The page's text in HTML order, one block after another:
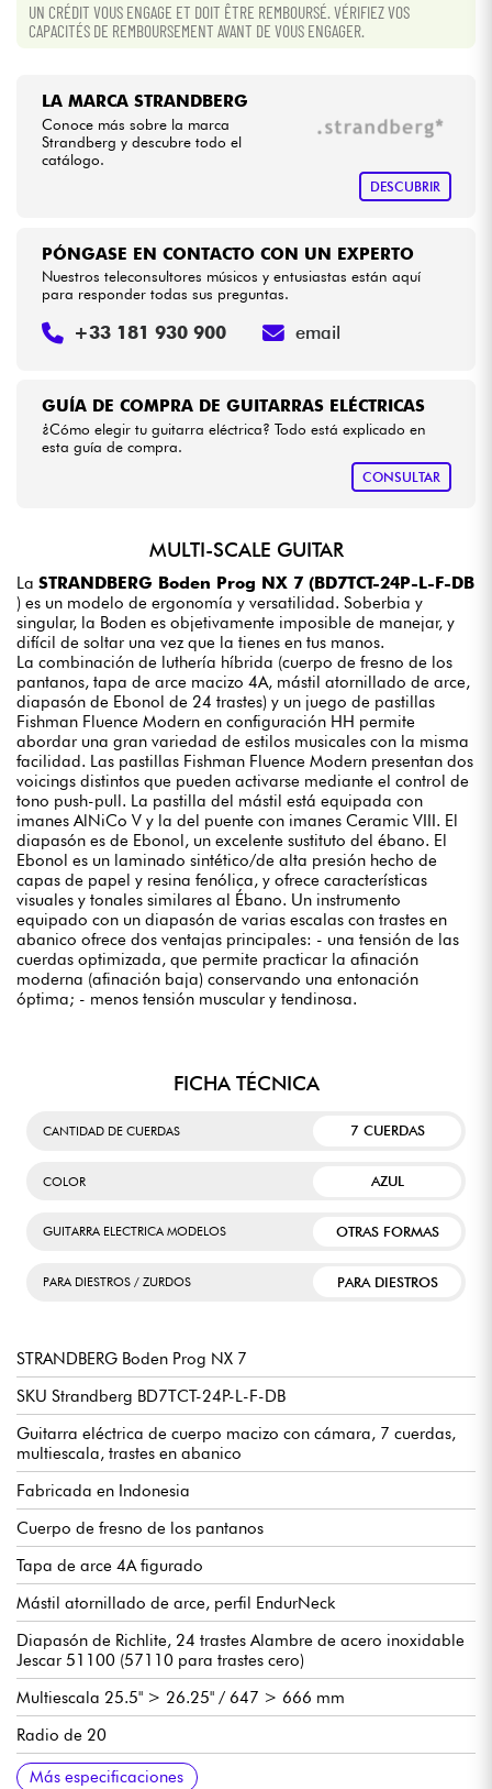
Ver nuestras marcas
UN CRÉDIT VOUS ENGAGE ET DOIT ÊTRE REMBOURSÉ. VÉRIFIEZ VOS
CAPACITÉS DE REMBOURSEMENT AVANT DE VOUS ENGAGER.
LA MARCA STRANDBERG
Conoce más sobre la marca
Strandberg y descubre todo el
catálogo.
DESCUBRIR
GUÍA DE COMPRA DE GUITARRAS ELÉCTRICAS
¿Cómo elegir tu guitarra eléctrica? Todo está explicado en
esta guía de compra.
CONSULTAR
PÓNGASE EN CONTACTO CON UN EXPERTO
Nuestros teleconsultores músicos y entusiastas están aquí
para responder todas sus preguntas.
+33 181 930 900 email
MULTI-SCALE GUITAR
La STRANDBERG Boden Prog NX 7 (BD7TCT-24P-L-F-DB
) es un modelo de ergonomía y versatilidad. Soberbia y
singular, la Boden es objetivamente imposible de manejar, y
difícil de soltar una vez que la tienes en tus manos.
La combinación de luthería híbrida (cuerpo de fresno de los
pantanos, tapa de arce macizo 4A, mástil atornillado de arce,
diapasón de Ebonol de 24 trastes) y un juego de pastillas
Fishman Fluence Modern en configuración HH permite
abordar una gran variedad de estilos musicales con la misma
facilidad. Las pastillas Fishman Fluence Modern presentan dos
voicings distintos que pueden activarse mediante el control de
tono push-pull. La pastilla del mástil está equipada con
imanes AlNiCo V y la del puente con imanes Ceramic VIII. El
diapasón es de Ebonol, un excelente sustituto del ébano. El
Ebonol es un laminado sintético/de alta presión hecho de
capas de papel y resina fenólica, y ofrece características
visuales y tonales similares al Ébano. Un instrumento
equipado con un diapasón de varias escalas con trastes en
abanico ofrece dos ventajas principales: - una tensión de las
cuerdas optimizada, que permite practicar la afinación
moderna (afinación baja) conservando una entonación
óptima; - menos tensión muscular y tendinosa.
FICHA TÉCNICA
CANTIDAD DE CUERDAS 7 CUERDAS
COLOR AZUL
GUITARRA ELECTRICA MODELOS OTRAS FORMAS
PARA DIESTROS / ZURDOS PARA DIESTROS
STRANDBERG Boden Prog NX 7
SKU Strandberg BD7TCT-24P-L-F-DB
Guitarra eléctrica de cuerpo macizo con cámara, 7 cuerdas,
multiescala, trastes en abanico
Fabricada en Indonesia
Cuerpo de fresno de los pantanos
Tapa de arce 4A figurado
Mástil atornillado de arce, perfil EndurNeck
Diapasón de Richlite, 24 trastes Alambre de acero inoxidable
Jescar 51100 (57110 para trastes cero)
Multiescala 25.5" > 26.25" / 647 > 666 mm
Radio de 20
Pastillas activas de doble bobina Fishman Fluence Modern
(imanes de cerámica VIII en el puente / imanes de AlNiCo V en
2x voicings por pastilla
Volumen Master con push-pull para Split Coil
Master Tone con push-pull para voz 1/2
Selector de pastillas de 5 posiciones
Vibrato .strandberg* Sistema de trémolo EGS Rev7 de 7
cuerdas y bloqueos de cuerdas
Afinación de fábrica BEADGB
Juego de cuerdas de fábrica D'Addario NYXL 095-64
Se vende con funda Strandberg
Más especificaciones